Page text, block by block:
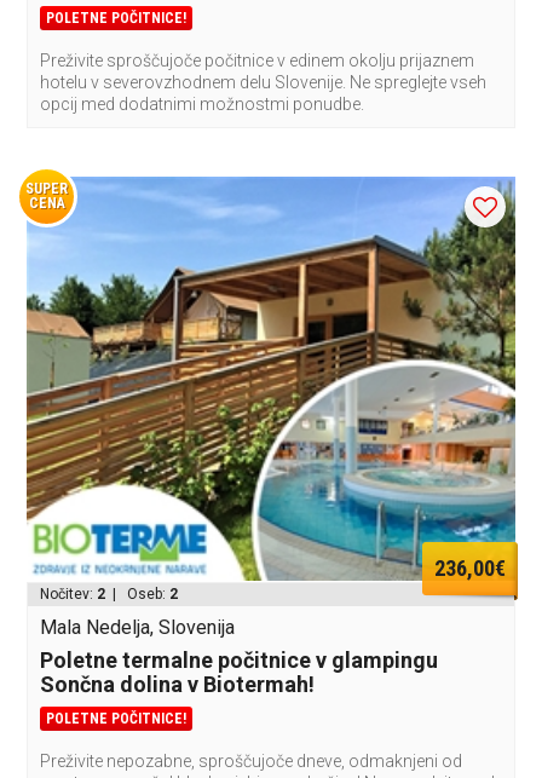
POLETNE POČITNICE!
Preživite sproščujoče počitnice v edinem okolju prijaznem
hotelu v severovzhodnem delu Slovenije. Ne spreglejte vseh
opcij med dodatnimi možnostmi ponudbe.
SUPER
CENA
236,00€
Nočitev: 2 | Oseb: 2
Mala Nedelja, Slovenija
Poletne termalne počitnice v glampingu
Sončna dolina v Biotermah!
POLETNE POČITNICE!
Preživite nepozabne, sproščujoče dneve, odmaknjeni od